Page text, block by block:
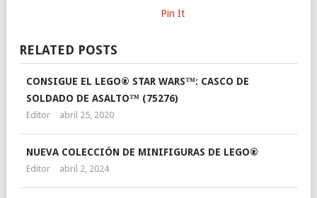
Pin It
RELATED POSTS
CONSIGUE EL LEGO® STAR WARS™: CASCO DE
SOLDADO DE ASALTO™ (75276)
Editor abril 25, 2020
NUEVA COLECCIÓN DE MINIFIGURAS DE LEGO®
Editor abril 2, 2024